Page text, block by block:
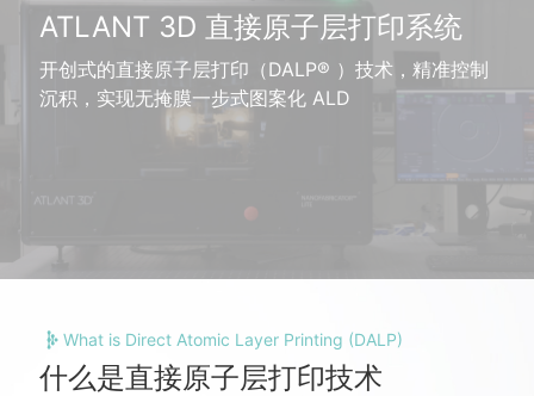
ATLANT 3D 直接原子层打印系统
开创式的直接原子层打印（DALP® ）技术，精准控制
沉积，实现无掩膜一步式图案化 ALD
What is Direct Atomic Layer Printing (DALP)
什么是直接原子层打印技术